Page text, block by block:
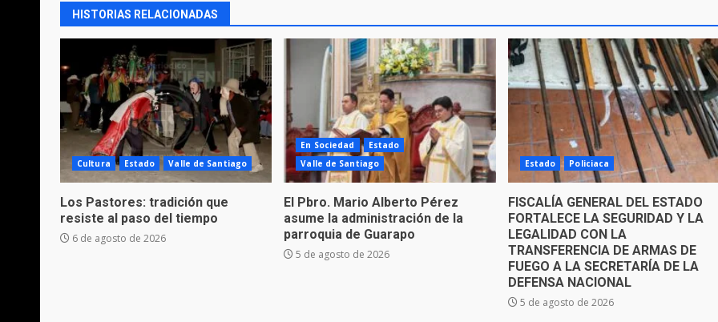
HISTORIAS RELACIONADAS
Cultura Estado Valle de Santiago
Los Pastores: tradición que
resiste al paso del tiempo
6 de agosto de 2026
En Sociedad
Estado
Valle de Santiago
El Pbro. Mario Alberto Pérez
asume la administración de la
parroquia de Guarapo
5 de agosto de 2026
Estado Policiaca
FISCALÍA GENERAL DEL ESTADO
FORTALECE LA SEGURIDAD Y LA
LEGALIDAD CON LA
TRANSFERENCIA DE ARMAS DE
FUEGO A LA SECRETARÍA DE LA
DEFENSA NACIONAL
5 de agosto de 2026